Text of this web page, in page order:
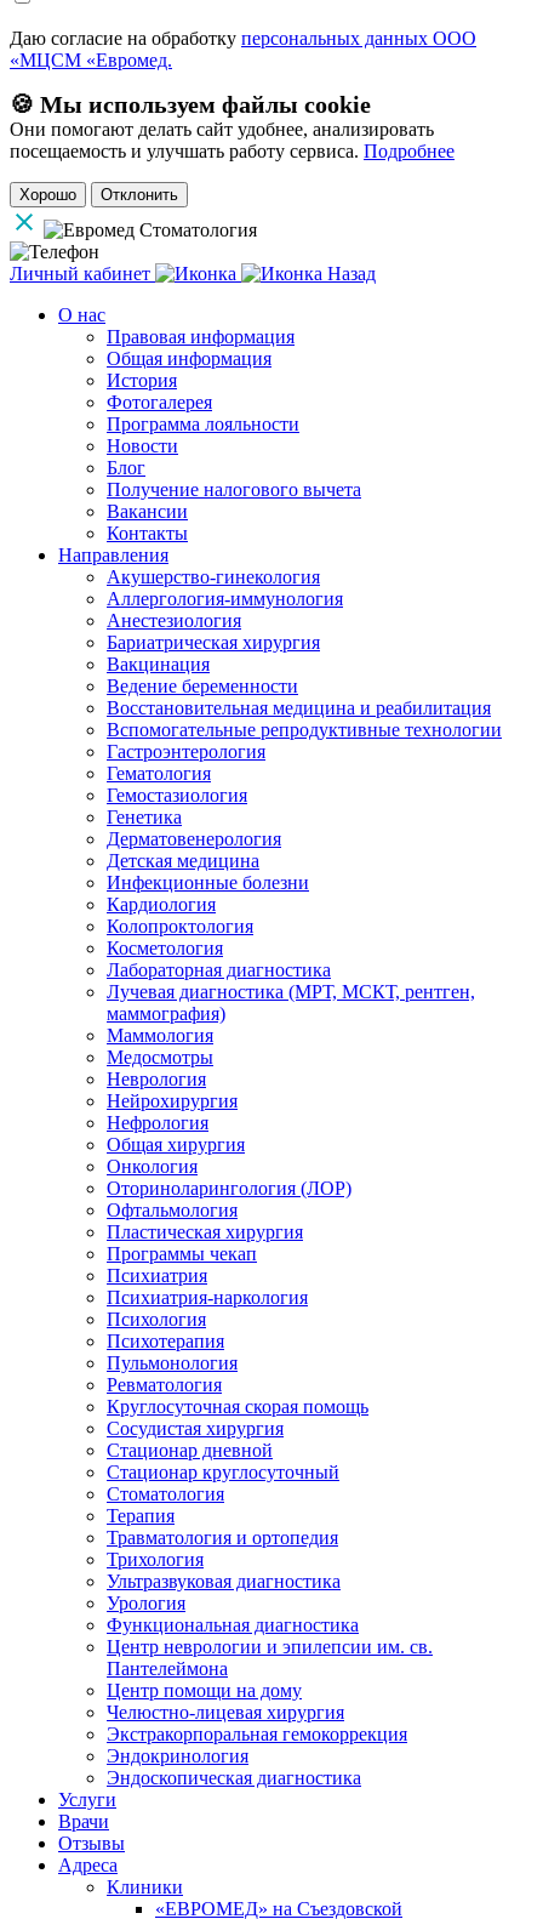
Даю согласие на обработку персональных данных ООО
«МЦСМ «Евромед.
🍪 Мы используем файлы cookie
Они помогают делать сайт удобнее, анализировать
посещаемость и улучшать работу сервиса. Подробнее
Хорошо Отклонить
Личный кабинет
Назад
О нас
Правовая информация
Общая информация
История
Фотогалерея
Программа лояльности
Новости
Блог
Получение налогового вычета
Вакансии
Контакты
Направления
Акушерство-гинекология
Аллергология-иммунология
Анестезиология
Бариатрическая хирургия
Вакцинация
Ведение беременности
Восстановительная медицина и реабилитация
Вспомогательные репродуктивные технологии
Гастроэнтерология
Гематология
Гемостазиология
Генетика
Дерматовенерология
Детская медицина
Инфекционные болезни
Кардиология
Колопроктология
Косметология
Лабораторная диагностика
Лучевая диагностика (МРТ, МСКТ, рентген,
маммография)
Маммология
Медосмотры
Неврология
Нейрохирургия
Нефрология
Общая хирургия
Онкология
Оториноларингология (ЛОР)
Офтальмология
Пластическая хирургия
Программы чекап
Психиатрия
Психиатрия-наркология
Психология
Психотерапия
Пульмонология
Ревматология
Круглосуточная скорая помощь
Сосудистая хирургия
Стационар дневной
Стационар круглосуточный
Стоматология
Терапия
Травматология и ортопедия
Трихология
Ультразвуковая диагностика
Урология
Функциональная диагностика
Центр неврологии и эпилепсии им. св.
Пантелеймона
Центр помощи на дому
Челюстно-лицевая хирургия
Экстракорпоральная гемокоррекция
Эндокринология
Эндоскопическая диагностика
Услуги
Врачи
Отзывы
Адреса
Клиники
«ЕВРОМЕД» на Съездовской